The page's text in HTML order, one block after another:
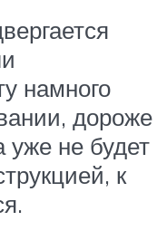
намного
дороже
уже не будет
к